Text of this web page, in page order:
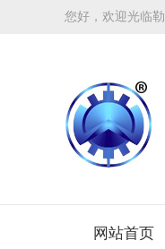
您好，欢迎光临
网站首页